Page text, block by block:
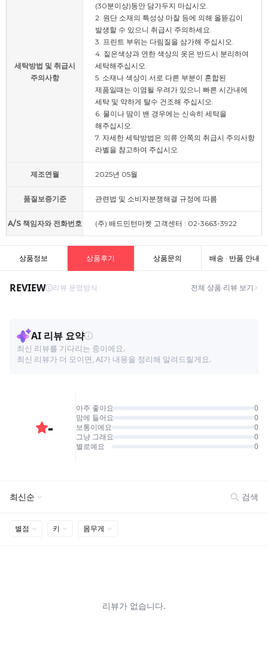
세탁방법 및 취급시
주의사항
(30분이상)동안 담가두지 마십시오.
2. 원단 소재의 특성상 마찰 등에 의해 올뜯김이
발생할 수 있으니 취급시 주의하세요.
3. 프린트 부위는 다림질을 삼가해 주십시오.
4. 짙은색상과 연한 색상의 옷은 반드시 분리하여
세탁해주십시오.
5. 소재나 색상이 서로 다른 부분이 혼합된
제품일때는 이염될 우려가 있으니 빠른 시간내에
세탁 및 약하게 탈수 건조해 주십시오.
6. 물이나 땀이 밴 경우에는 신속히 세탁을
해주십시오.
7. 자세한 세탁방법은 의류 안쪽의 취급시 주의사항
라벨을 참고하여 주십시오.
제조연월 2025년 05월
품질보증기준 관련법 및 소비자분쟁해결 규정에 따름
A/S 책임자와 전화번호 (주) 배드민턴마켓 고객센터 : 02-3663-3922
상품정보 상품후기 상품문의 배송 · 반품 안내